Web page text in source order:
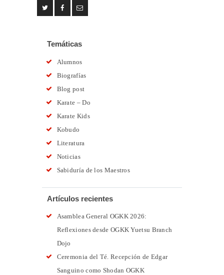
Temáticas
Alumnos
Biografías
Blog post
Karate – Do
Karate Kids
Kobudo
Literatura
Noticias
Sabiduría de los Maestros
Artículos recientes
Asamblea General OGKK 2026:
Reflexiones desde OGKK Yuetsu Branch
Dojo
Ceremonia del Té. Recepción de Edgar
Sanguino como Shodan OGKK